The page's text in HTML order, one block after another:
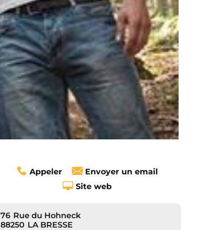
Appeler
Envoyer un email
Site web
76 Rue du Hohneck
88250 LA BRESSE